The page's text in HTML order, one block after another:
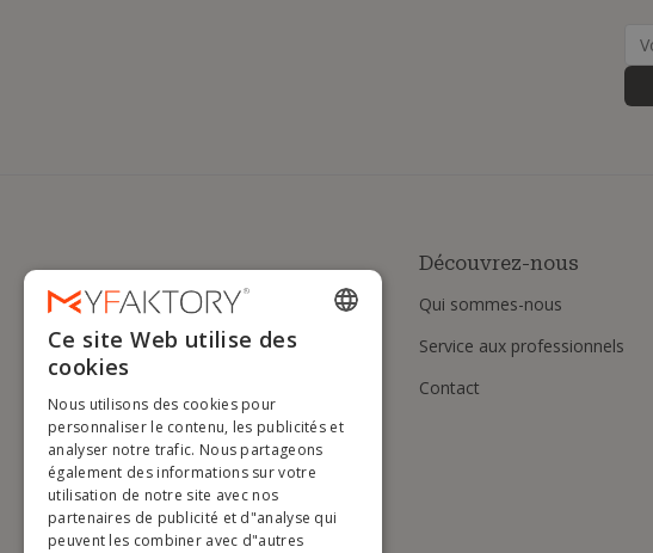
Découvrez-nous
Qui sommes-nous
Service aux professionnels
Contact
ENGLISH
DUTCH
GERMAN
PORTUGUESE
Ce site Web utilise des
cookies
Nous utilisons des cookies pour
personnaliser le contenu, les publicités et
analyser notre trafic. Nous partageons
également des informations sur votre
utilisation de notre site avec nos
partenaires de publicité et d"analyse qui
peuvent les combiner avec d"autres